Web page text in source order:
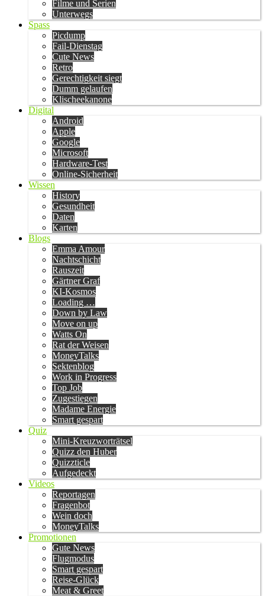
Filme und Serien
Unterwegs
Spass
Picdump
Fail-Dienstag
Cute News
Retro
Gerechtigkeit siegt
Dumm gelaufen
Klischeekanone
Digital
Android
Apple
Google
Microsoft
Hardware-Test
Online-Sicherheit
Wissen
History
Gesundheit
Daten
Karten
Blogs
Emma Amour
Nachtschicht
Rauszeit
Gärtner Graf
KI-Kosmos
Loading …
Down by Law
Move on up
Watts On
Rat der Weisen
MoneyTalks
Sektenblog
Work in Progress
Top Job
Zugestiegen
Madame Energie
Smart gespart
Quiz
Mini-Kreuzworträtsel
Quizz den Huber
Quizzticle
Aufgedeckt
Videos
Reportagen
Fragenbot
Wein doch
MoneyTalks
Promotionen
Gute News
Flugmodus
Smart gespart
Reise-Glück
Meat & Greet